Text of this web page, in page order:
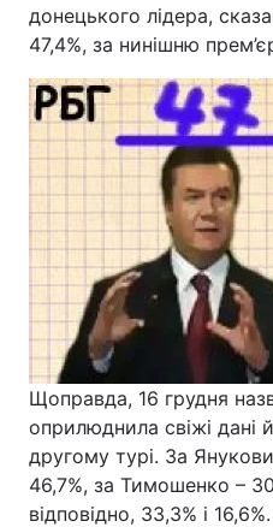
донецького лідера,
47,4%, за нинішню
Щоправда, 16 грудня
оприлюднила свіжі
другому турі. За
46,7%, за Тимошенко –
відповідно, 33,3% і